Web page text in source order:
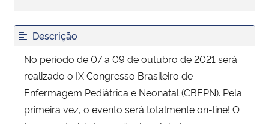
Gabinete de Segurança Institucional
Advocacia-Geral da União
Banco Central do Brasil
Descrição
No período de 07 a 09 de outubro de 2021 será
realizado o IX Congresso Brasileiro de
Enfermagem Pediátrica e Neonatal (CBEPN). Pela
primeira vez, o evento será totalmente on-line! O